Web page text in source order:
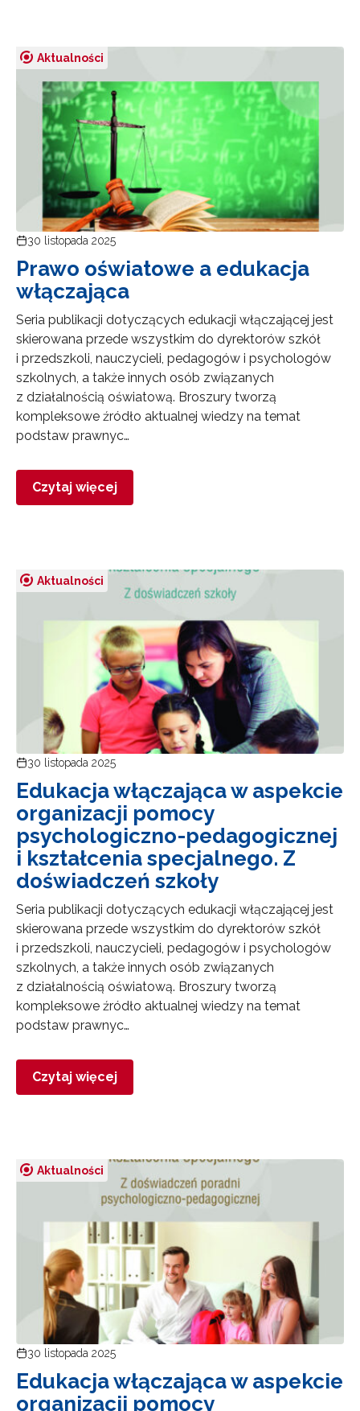
Aktualności
30 listopada 2025
Prawo oświatowe a edukacja
włączająca
Seria publikacji dotyczących edukacji włączającej jest
skierowana przede wszystkim do dyrektorów szkół
i przedszkoli, nauczycieli, pedagogów i psychologów
szkolnych, a także innych osób związanych
z działalnością oświatową. Broszury tworzą
kompleksowe źródło aktualnej wiedzy na temat
podstaw prawnyc…
Czytaj więcej
Aktualności
30 listopada 2025
Edukacja włączająca w aspekcie
organizacji pomocy
psychologiczno-pedagogicznej
i kształcenia specjalnego. Z
doświadczeń szkoły
Seria publikacji dotyczących edukacji włączającej jest
skierowana przede wszystkim do dyrektorów szkół
i przedszkoli, nauczycieli, pedagogów i psychologów
szkolnych, a także innych osób związanych
z działalnością oświatową. Broszury tworzą
kompleksowe źródło aktualnej wiedzy na temat
podstaw prawnyc…
Czytaj więcej
Aktualności
30 listopada 2025
Edukacja włączająca w aspekcie
organizacji pomocy